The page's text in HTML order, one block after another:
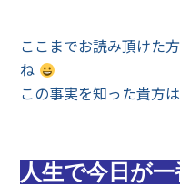
ここまでお読み頂けた
ね
この事実を知った貴方は
人生で今日が